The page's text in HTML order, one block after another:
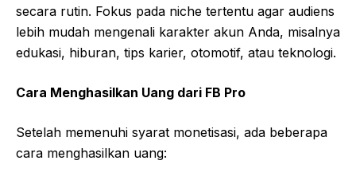
secara rutin. Fokus pada niche tertentu agar audiens
lebih mudah mengenali karakter akun Anda, misalnya
edukasi, hiburan, tips karier, otomotif, atau teknologi.
Cara Menghasilkan Uang dari FB Pro
Setelah memenuhi syarat monetisasi, ada beberapa
cara menghasilkan uang: